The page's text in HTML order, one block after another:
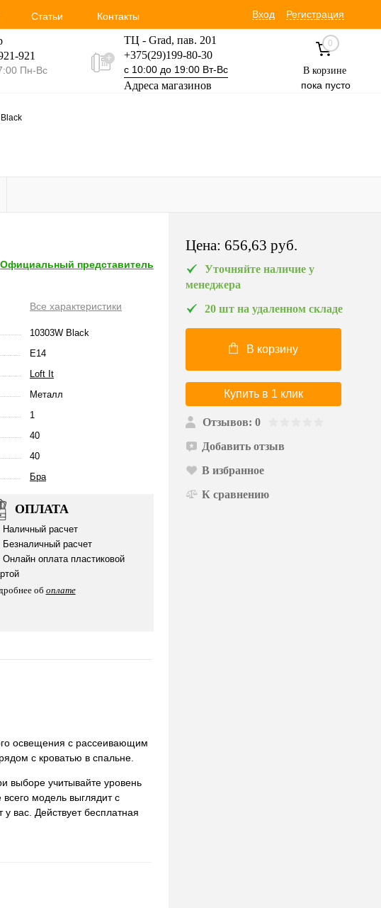
Статьи Контакты Вход Регистрация
921
Пн-Вс
ТЦ - Grad, пав. 201
+375(29)199-80-30
с 10:00 до 19:00 Вт-Вс
Адреса магазинов
0
В корзине
пока пусто
Официальный представитель
Все характеристики
10303W Black
E14
Loft It
Металл
1
40
40
Бра
ОПЛАТА
Наличный расчет
Безналичный расчет
Онлайн оплата пластиковой
об оплате
освещения с рассеивающим
с кроватью в спальне.
выборе учитывайте уровень
модель выглядит с
вас. Действует бесплатная
Цена: 656,63 pуб.
Уточняйте наличие у
менеджера
20 шт на удаленном складе
В корзину
Купить в 1 клик
Отзывов: 0
Добавить отзыв
В избранное
К сравнению